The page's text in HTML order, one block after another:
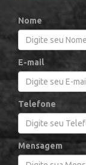
Nome
E-mail
Telefone
Mensagem